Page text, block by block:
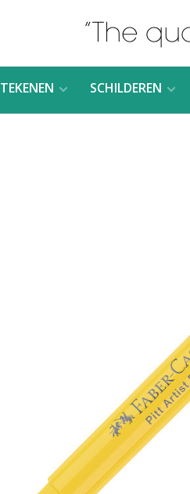
TEKENEN SCHILDEREN